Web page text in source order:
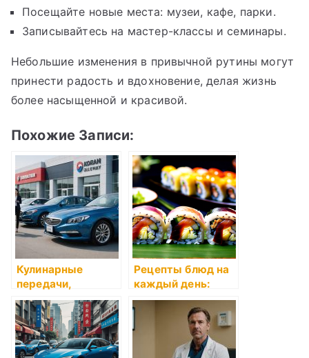
Посещайте новые места: музеи, кафе, парки.
Записывайтесь на мастер-классы и семинары.
Небольшие изменения в привычной рутины могут
принести радость и вдохновение, делая жизнь
более насыщенной и красивой.
Похожие Записи:
Кулинарные
передачи,
которые
вдохновляют
Рецепты блюд на
каждый день:
затраты и
множественность